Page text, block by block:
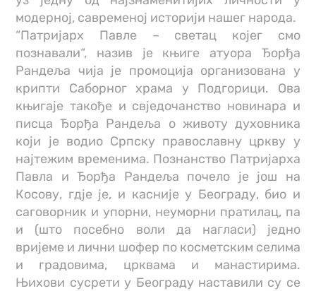
модерној, савременој историји нашег народа.
“Патријарх Павле – светац којег смо
познавали“, назив је књиге атуора Ђорђа
Рандеља чија је промоција организована у
крипти Саборног храма у Подгорици. Ова
књигаје такође и свједочанство новинара и
писца Ђорђа Рандеља о животу духовника
који је водио Српску православну цркву у
најтежим временима. Познанство Патријарха
Павла и Ђорђа Рандеља почело је још на
Косову, гдје је, и касније у Београду, био и
саговорник и упорни, неуморни пратилац, па
и (што посебно воли да нагласи) једно
вријеме и лични шофер по косметским селима
и градовима, црквама и манастирима.
Њихови сусрети у Београду наставили су се